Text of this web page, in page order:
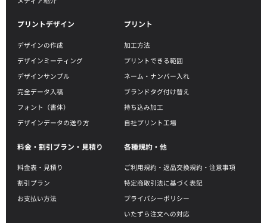
プリントデザイン
デザインの作成
デザインミーティング
デザインサンプル
完全データ入稿
フォント（書体）
デザインデータの送り方
プリント
加工方法
プリントできる範囲
ネーム・ナンバー入れ
ブランドタグ付け替え
持ち込み加工
自社プリント工場
料金・割引プラン・見積り
料金表・見積り
割引プラン
お支払い方法
各種規約・他
ご利用規約・返品交換規約・注意事項
特定商取引法に基づく表記
プライバシーポリシー
いたずら注文への対応